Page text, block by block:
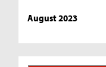
August 2023